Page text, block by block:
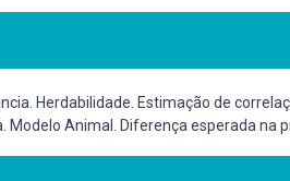
Herdabilidade. Estimação de
Animal. Diferença esperada na